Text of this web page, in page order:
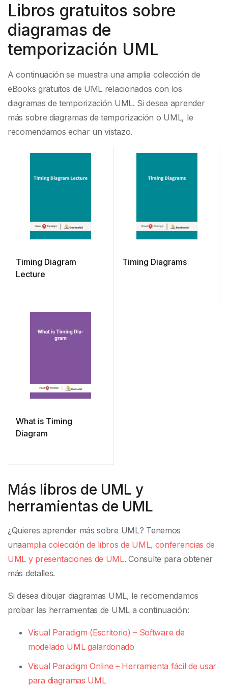
Libros gratuitos sobre
diagramas de
temporización UML
A continuación se muestra una amplia colección de
eBooks gratuitos de UML relacionados con los
diagramas de temporización UML. Si desea aprender
más sobre diagramas de temporización o UML, le
recomendamos echar un vistazo.
Timing Diagram
Lecture
Timing Diagrams
What is Timing
Diagram
Más libros de UML y
herramientas de UML
¿Quieres aprender más sobre UML? Tenemos
unaamplia colección de libros de UML, conferencias de
UML y presentaciones de UML. Consulte para obtener
más detalles.
Si desea dibujar diagramas UML, le recomendamos
probar las herramientas de UML a continuación:
Visual Paradigm (Escritorio) – Software de
modelado UML galardonado
Visual Paradigm Online – Herramienta fácil de usar
para diagramas UML